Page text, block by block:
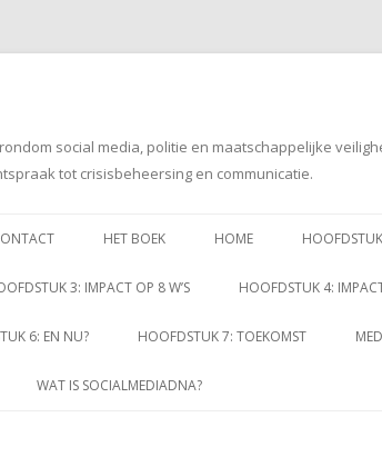
social media, politie en maatschappelijke
tot crisisbeheersing en communicatie.
naar
HET BOEK HOME
3: IMPACT OP 8 W’S HOOFDSTUK 4:
6: EN NU? HOOFDSTUK 7: TOEKOMST
WAT IS SOCIALMEDIADNA?